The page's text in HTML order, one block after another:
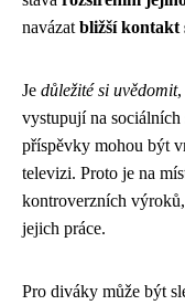
navázat bližší kontakt
Je důležité si uvědomit,
vystupují na
příspěvky mohou být
televizi. Proto je na
kontroverzních
jejich práce.
Pro diváky může být